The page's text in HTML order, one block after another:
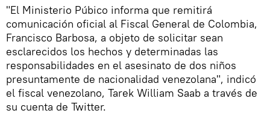
"El Ministerio Púbico informa que remitirá
comunicación oficial al Fiscal General de Colombia,
Francisco Barbosa, a objeto de solicitar sean
esclarecidos los hechos y determinadas las
responsabilidades en el asesinato de dos niños
presuntamente de nacionalidad venezolana", indicó
el fiscal venezolano, Tarek William Saab a través de
su cuenta de Twitter.